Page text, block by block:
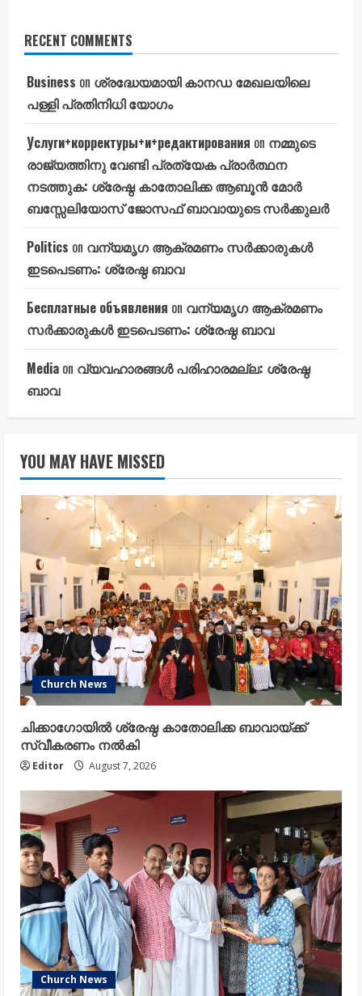
RECENT COMMENTS
Business on ശ്രദ്ധേയമായി കാനഡ മേഖലയിലെ
പള്ളി പ്രതിനിധി യോഗം
Услуги+корректуры+и+редактирования on നമ്മുടെ
രാജ്യത്തിനു വേണ്ടി പ്രത്യേക പ്രാർത്ഥന
നടത്തുക: ശ്രേഷ്ഠ കാതോലിക്ക ആബൂൻ മോർ
ബസ്സേലിയോസ് ജോസഫ് ബാവായുടെ സർക്കുലർ
Politics on വന്യമൃഗ ആക്രമണം സർക്കാരുകൾ
ഇടപെടണം: ശ്രേഷ്ഠ ബാവ
Бесплатные объявления on വന്യമൃഗ ആക്രമണം
സർക്കാരുകൾ ഇടപെടണം: ശ്രേഷ്ഠ ബാവ
Media on വ്യവഹാരങ്ങൾ പരിഹാരമല്ല: ശ്രേഷ്ഠ
ബാവ
YOU MAY HAVE MISSED
Church News
ചിക്കാഗോയിൽ ശ്രേഷ്ഠ കാതോലിക്ക ബാവായ്ക്ക്
സ്വീകരണം നൽകി
Editor August 7, 2026
Church News